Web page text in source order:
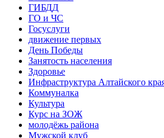
ГИБДД
ГО и ЧС
Госуслуги
движение первых
День Победы
Занятость населения
Здоровье
Инфраструктура Алтайского
Коммуналка
Культура
Курс на ЗОЖ
молодёжь района
Мужской клуб